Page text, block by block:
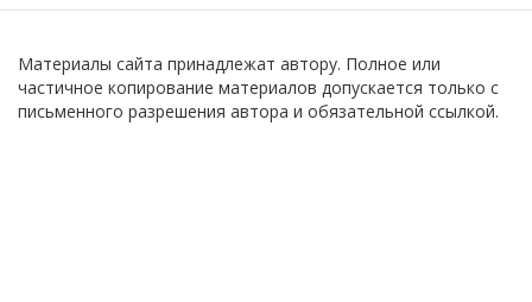
Материалы сайта принадлежат автору. Полное или
частичное копирование материалов допускается только с
письменного разрешения автора и обязательной ссылкой.